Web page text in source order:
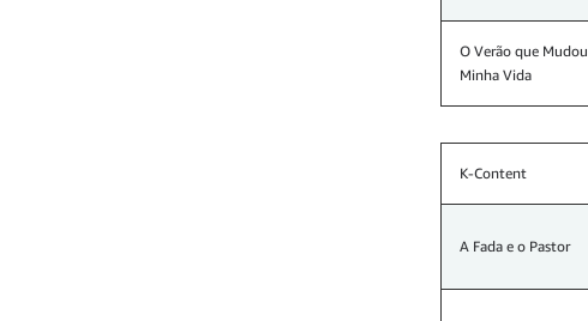
O Verão que Mudou
Minha Vida
K-Content
A Fada e o Pastor